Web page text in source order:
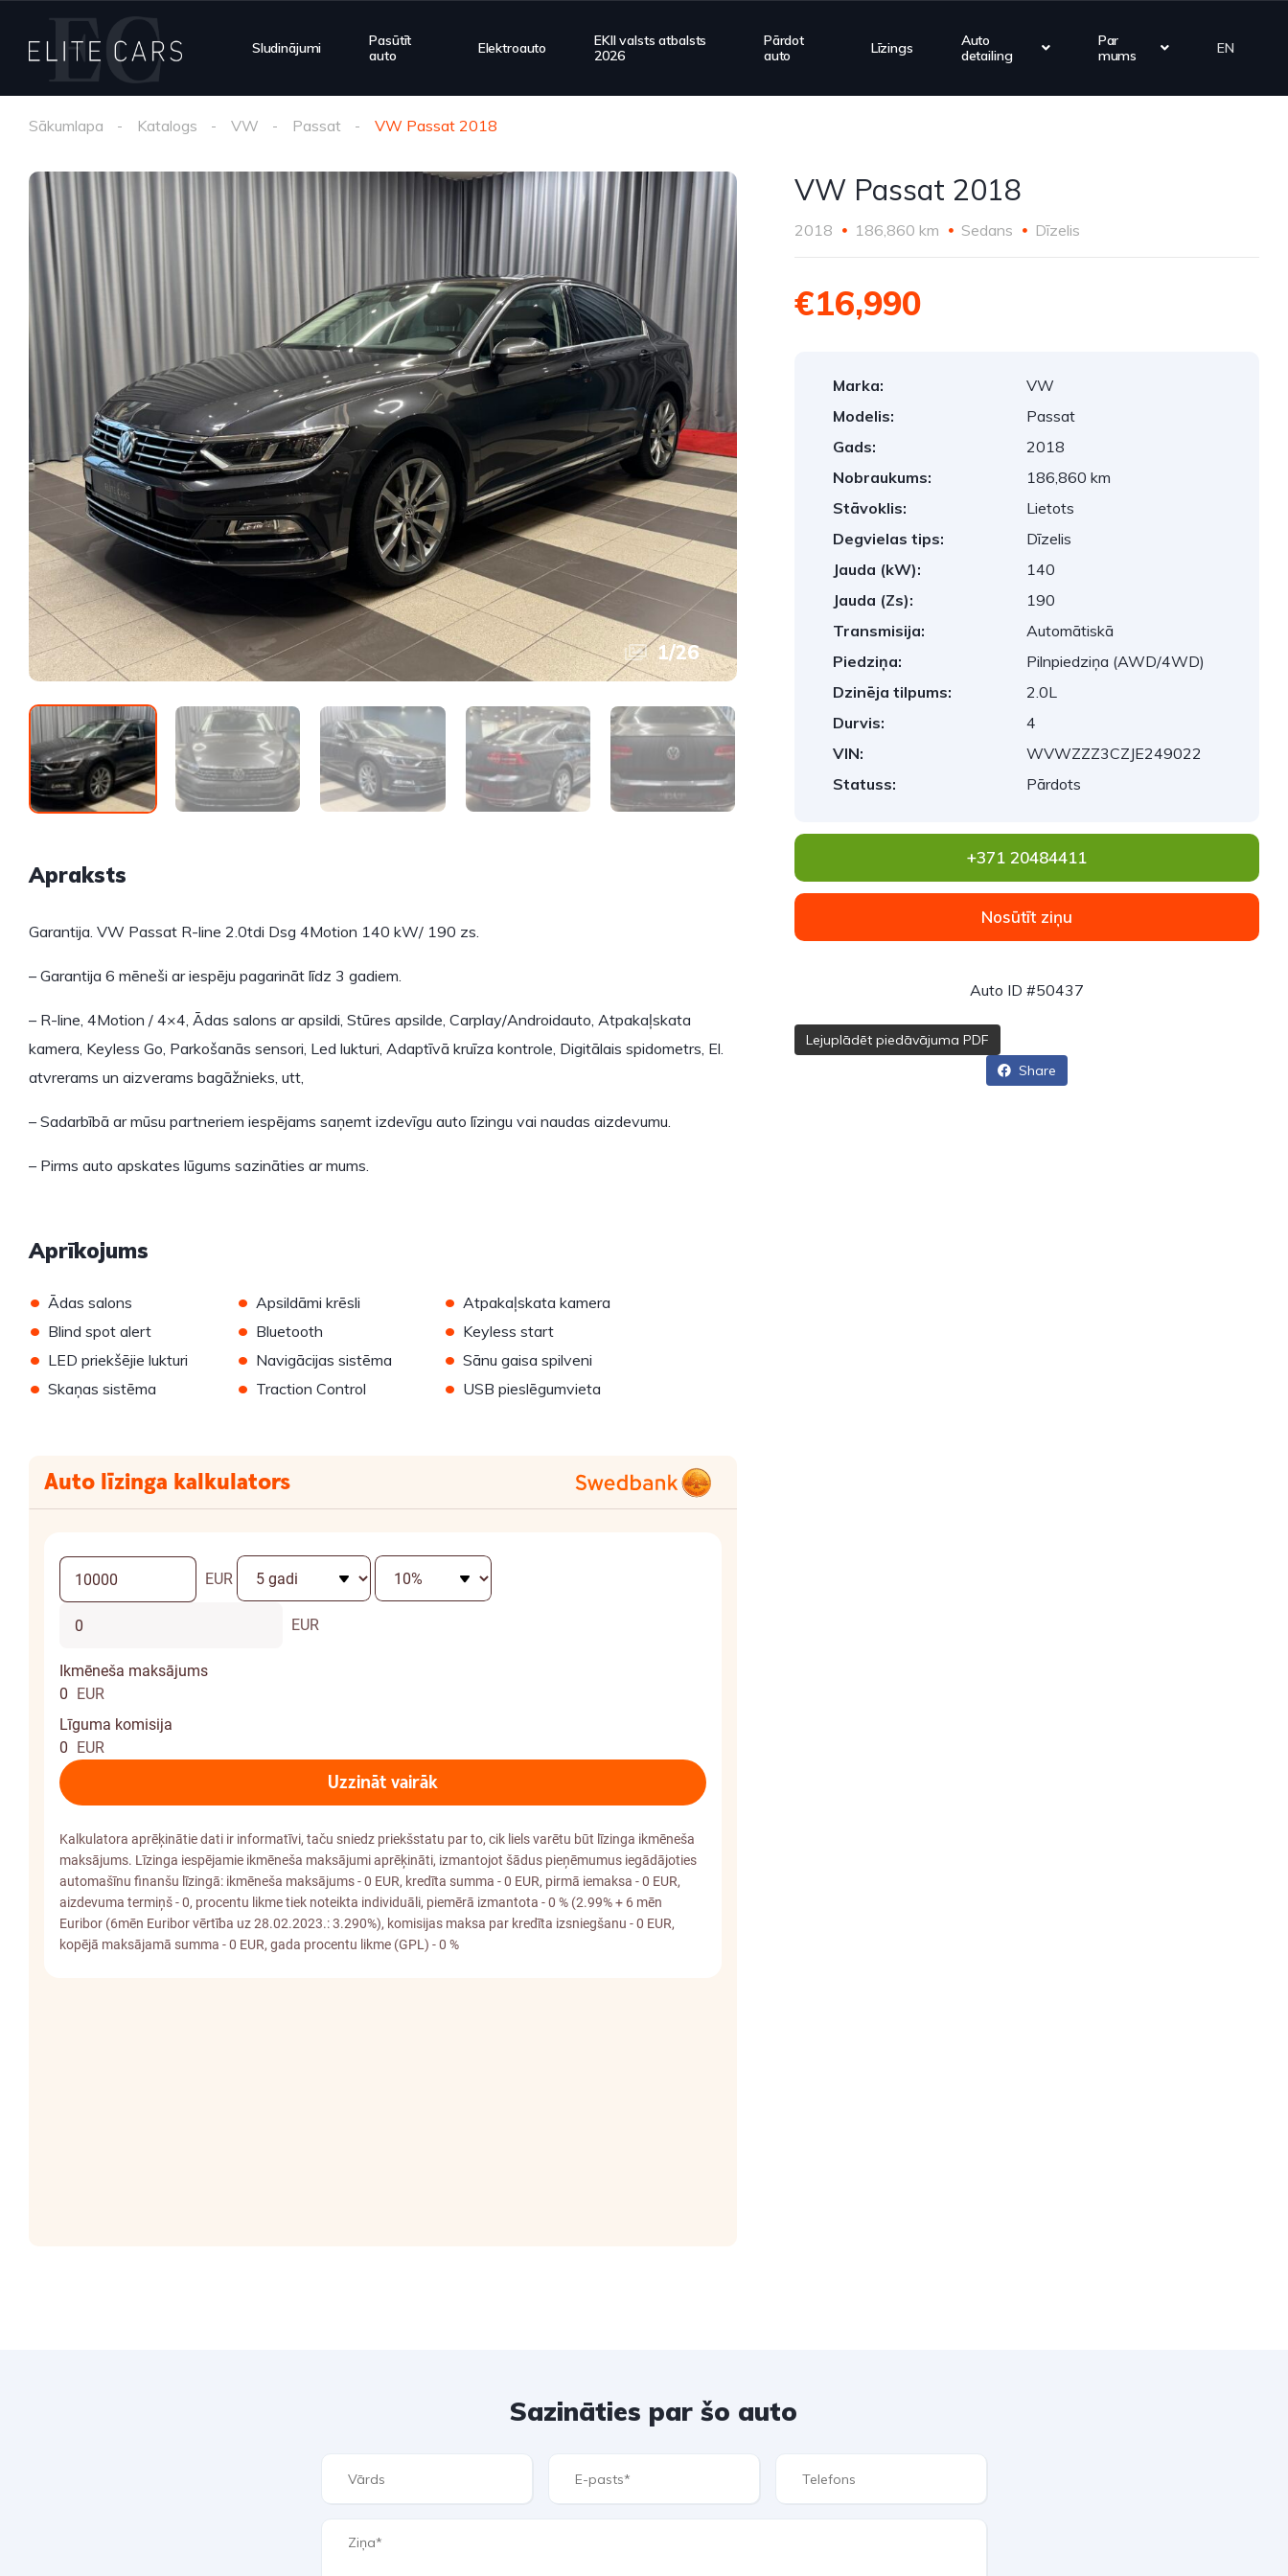
Sludinājumi
Pasūtīt
auto
Elektroauto
EKII valsts atbalsts
2026
Pārdot
auto
Līzings
Auto
detailing
Par
mums
EN
Sākumlapa Katalogs VW Passat VW Passat 2018
1/26
Apraksts
Garantija. VW Passat R-line 2.0tdi Dsg 4Motion 140 kW/ 190 zs.
– Garantija 6 mēneši ar iespēju pagarināt līdz 3 gadiem.
– R-line, 4Motion / 4×4, Ādas salons ar apsildi, Stūres apsilde, Carplay/Androidauto, Atpakaļskata
kamera, Keyless Go, Parkošanās sensori, Led lukturi, Adaptīvā kruīza kontrole, Digitālais spidometrs, El.
atvrerams un aizverams bagāžnieks, utt,
– Sadarbībā ar mūsu partneriem iespējams saņemt izdevīgu auto līzingu vai naudas aizdevumu.
– Pirms auto apskates lūgums sazināties ar mums.
Aprīkojums
• Ādas salons • Apsildāmi krēsli • Atpakaļskata kamera
• Blind spot alert • Bluetooth • Keyless start
• LED priekšējie lukturi • Navigācijas sistēma • Sānu gaisa spilveni
• Skaņas sistēma • Traction Control • USB pieslēgumvieta
VW Passat 2018
2018 186,860 km Sedans Dīzelis
€16,990
Marka:
VW
Modelis:
Passat
Gads:
2018
Nobraukums:
186,860 km
Stāvoklis:
Lietots
Degvielas tips:
Dīzelis
Jauda (kW):
140
Jauda (Zs):
190
Transmisija:
Automātiskā
Piedziņa:
Pilnpiedziņa (AWD/4WD)
Dzinēja tilpums:
2.0L
Durvis:
4
VIN:
WVWZZZ3CZJE249022
Statuss:
Pārdots
+371 20484411
Nosūtīt ziņu
Auto ID #50437
Lejuplādēt piedāvājuma PDF
Share
Sazināties par šo auto